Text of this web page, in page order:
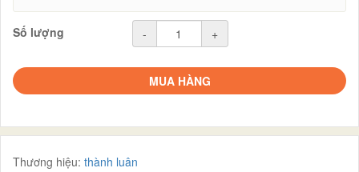
Số lượng - +
MUA HÀNG
Thương hiệu: thành luân